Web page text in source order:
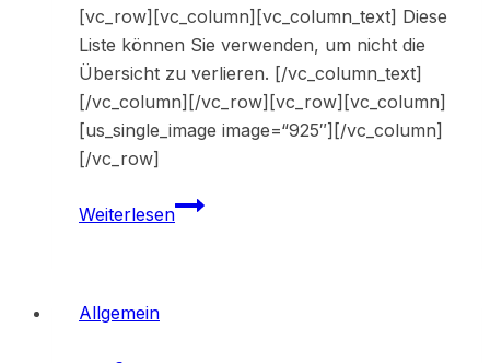
[vc_row][vc_column][vc_column_text] Diese
Liste können Sie verwenden, um nicht die
Übersicht zu verlieren. [/vc_column_text]
[/vc_column][/vc_row][vc_row][vc_column]
[us_single_image image=“925″][/vc_column]
[/vc_row]
WeiterlesenListe
Allgemein